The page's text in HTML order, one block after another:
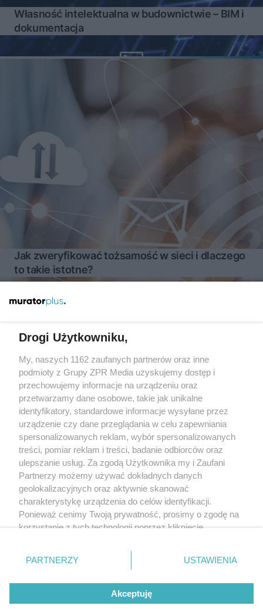
Własność intelektualna w budownictwie – BIM i
dokumentacja
Jak zweryfikować tożsamość w sieci i dlaczego
to takie istotne?
Żaden utwór zamieszczony w serwisie nie może być powielany i
rozpowszechniany lub dalej rozpowszechniany w jakikolwiek sposób
(w tym także elektroniczny lub mechaniczny) na jakimkolwiek polu
eksploatacji w jakiejkolwiek formie, włącznie z umieszczaniem w
Internecie bez pisemnej zgody właściciela praw. Jakiekolwiek użycie
lub wykorzystanie utworów w całości lub w części z naruszeniem
prawa, tzn. bez właściwej zgody, jest zabronione pod groźbą kary i
może być ścigane prawnie.
O nas
Drogi Użytkowniku,
My, naszych 1162 zaufanych partnerów oraz inne
podmioty z Grupy ZPR Media uzyskujemy dostęp i
przechowujemy informacje na urządzeniu oraz
przetwarzamy dane osobowe, takie jak unikalne
identyfikatory, standardowe informacje wysyłane przez
urządzenie czy dane przeglądania w celu zapewniania
spersonalizowanych reklam, wybór spersonalizowanych
treści, pomiar reklam i treści, badanie odbiorców oraz
ulepszanie usług. Za zgodą Użytkownika my i Zaufani
Partnerzy możemy używać dokładnych danych
geolokalizacyjnych oraz aktywnie skanować
charakterystykę urządzenia do celów identyfikacji.
Ponieważ cenimy Twoją prywatność, prosimy o zgodę na
korzystanie z tych technologii poprzez kliknięcie
zmienić/wycofać klikając przycisk ustawień prywatności
znajdujący się w lewym dolnym rogu strony
rodzaje przetwarzania danych nie wymagają zgody
użytkownika, ale masz prawo sprzeciwić się takiemu
przetwarzaniu. Preferencje będą miały zastosowanie tylko
PARTNERZY USTAWIENIA
Akceptuję